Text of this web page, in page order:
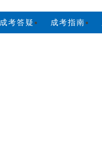
成考答疑 成考指南